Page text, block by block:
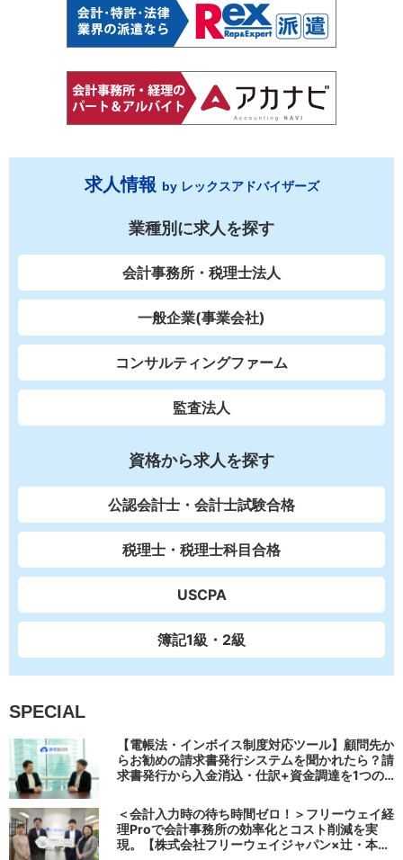
求人情報 by レックスアドバイザーズ
業種別に求人を探す
会計事務所・税理士法人
一般企業(事業会社)
コンサルティングファーム
監査法人
資格から求人を探す
公認会計士・会計士試験合格
税理士・税理士科目合格
USCPA
簿記1級・2級
SPECIAL
【電帳法・インボイス制度対応ツール】顧問先か
らお勧めの請求書発行システムを聞かれたら？請
求書発行から入金消込・仕訳+資金調達を1つの
＜会計入力時の待ち時間ゼロ！＞フリーウェイ経
理Proで会計事務所の効率化とコスト削減を実
現。【株式会社フリーウェイジャパン×辻・本郷